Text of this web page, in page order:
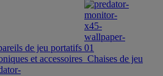
de jeu portatifs
et accessoires Chaises de jeu